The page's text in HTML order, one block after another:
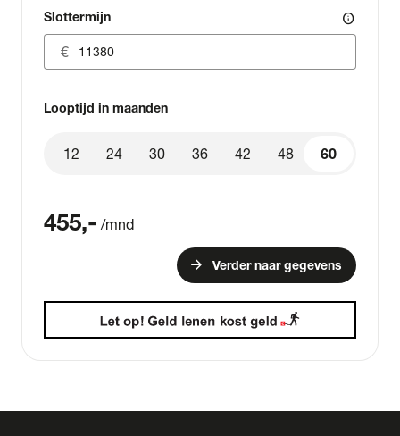
Slottermijn info
Looptijd in maanden
60
12 24 30 36 42 48 60
455,- /mnd
arrow_forward Verder naar gegevens